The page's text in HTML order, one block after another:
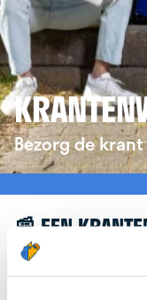
Bezorg de
📰 EEN
Leuk dat je